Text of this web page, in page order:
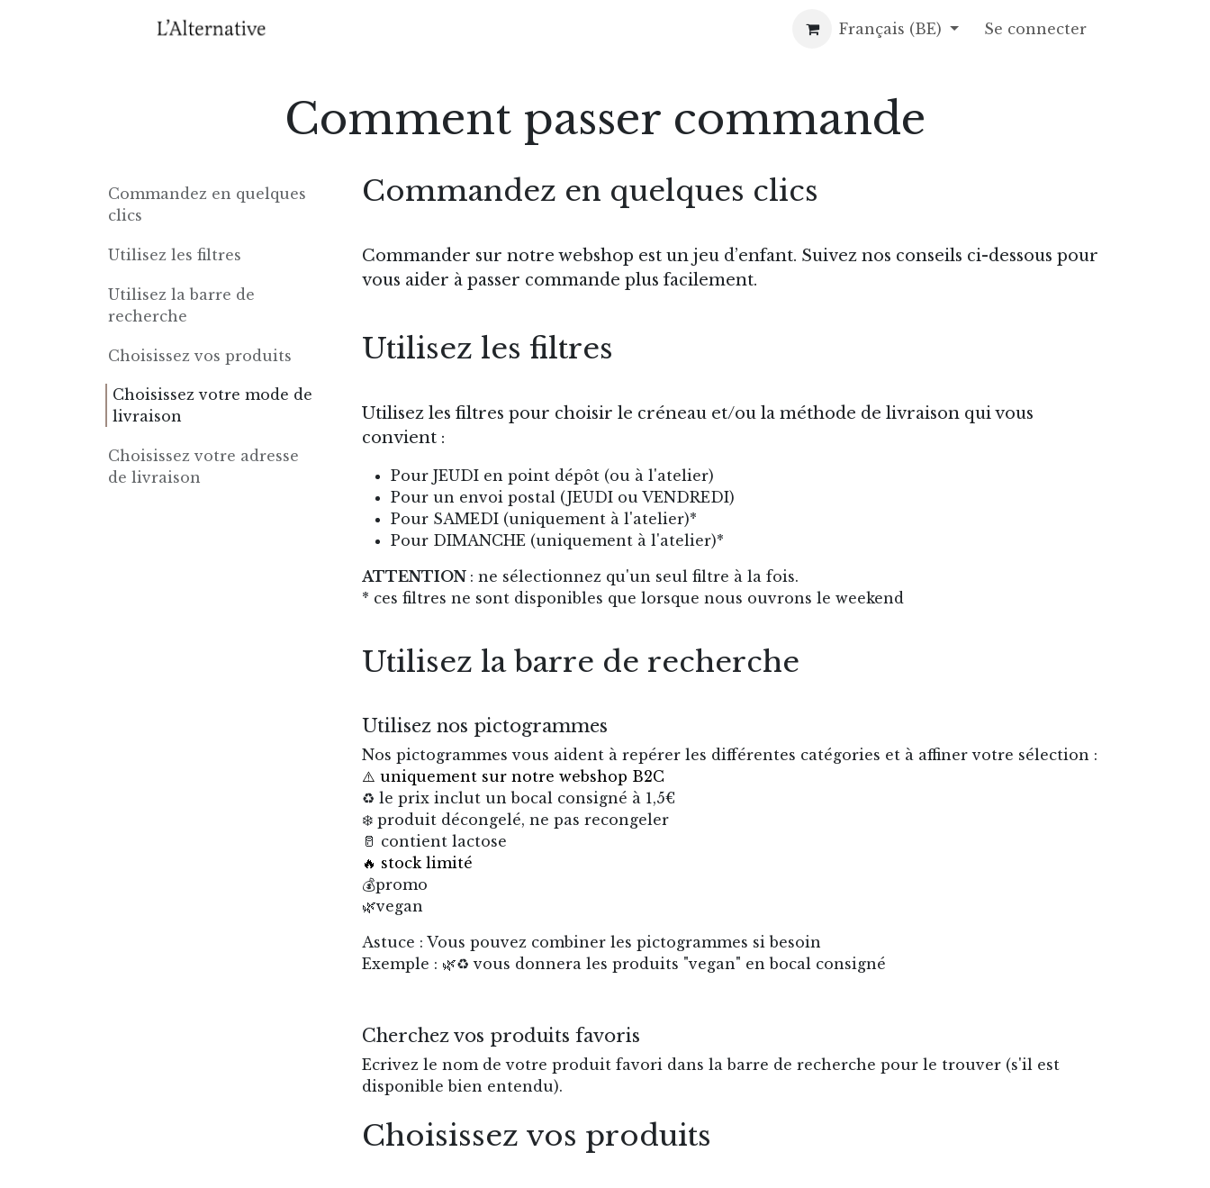
À propos Gâteaux de fête Contact Recettes
Français (BE) Se connecter
Comment passer commande
Commandez en quelques
clics
Utilisez les filtres
Utilisez la barre de
recherche
Choisissez vos produits
Choisissez votre mode de
livraison
Choisissez votre adresse
de livraison
Commandez en quelques clics
Commander sur notre webshop est un jeu d’enfant. Suivez nos conseils ci-dessous pour
vous aider à passer commande plus facilement.
Utilisez les filtres
Utilisez les filtres pour choisir le créneau et/ou la méthode de livraison qui vous
convient :
Pour JEUDI en point dépôt (ou à l'atelier)
Pour un envoi postal (JEUDI ou VENDREDI)
Pour SAMEDI (uniquement à l'atelier)*
Pour DIMANCHE (uniquement à l'atelier)*
ATTENTION : ne sélectionnez qu'un seul filtre à la fois.
* ces filtres ne sont disponibles que lorsque nous ouvrons le weekend
Utilisez la barre de recherche
Utilisez nos pictogrammes
Nos pictogrammes vous aident à repérer les différentes catégories et à affiner votre sélection :
⚠️ uniquement sur notre webshop B2C
♻️ le prix inclut un bocal consigné à 1,5€
❄️ produit décongelé, ne pas recongeler
🥛 contient lactose
🔥 stock limité
💰promo
🌿vegan
Astuce : Vous pouvez combiner les pictogrammes si besoin
Exemple : 🌿♻️ vous donnera les produits "vegan" en bocal consigné
Cherchez vos produits favoris
Ecrivez le nom de votre produit favori dans la barre de recherche pour le trouver (s'il est
disponible bien entendu).
Choisissez vos produits